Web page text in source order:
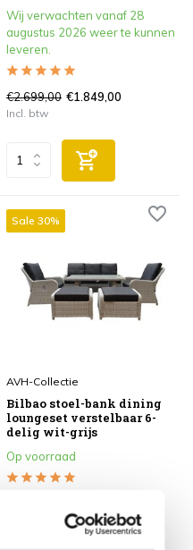
Wij verwachten vanaf 28
augustus 2026 weer te kunnen
leveren.
€2.699,00 €1.849,00
Incl. btw
Sale 30%
AVH-Collectie
Bilbao stoel-bank dining
loungeset verstelbaar 6-
delig wit-grijs
Op voorraad